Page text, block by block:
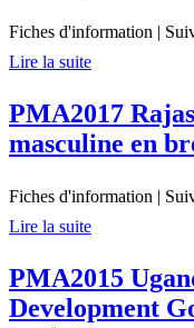
Fiches d'information |
Lire la suite
PMA2017
masculine en
Fiches d'information |
Lire la suite
PMA2015
Development